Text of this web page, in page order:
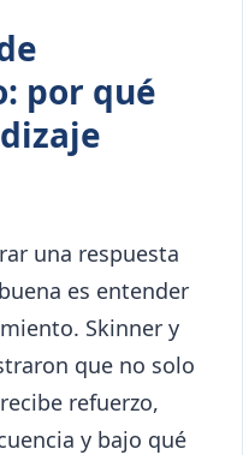
por qué
una respuesta
es entender
Skinner y
que no solo
refuerzo,
y bajo qué